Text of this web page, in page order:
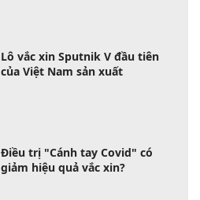
Lô vắc xin Sputnik V đầu tiên
của Việt Nam sản xuất
Điều trị "Cánh tay Covid" có
giảm hiệu quả vắc xin?